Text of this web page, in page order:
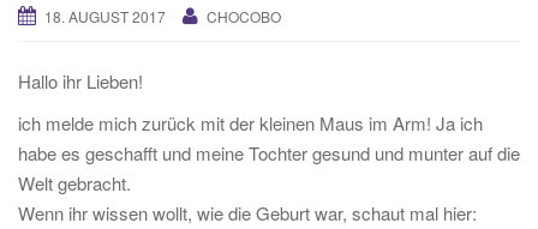
n
18. AUGUST 2017 CHOCOBO
Hallo ihr Lieben!
ich melde mich zurück mit der kleinen Maus im Arm! Ja ich
habe es geschafft und meine Tochter gesund und munter auf die
Welt gebracht.
Wenn ihr wissen wollt, wie die Geburt war, schaut mal hier: